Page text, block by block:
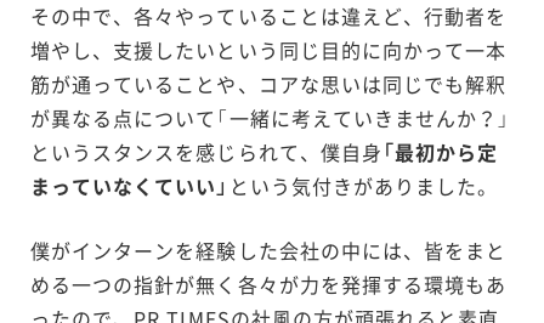
その中で、各々やっていることは違えど、行動者を
増やし、支援したいという同じ目的に向かって一本
筋が通っていることや、コアな思いは同じでも解釈
が異なる点について「一緒に考えていきませんか？」
というスタンスを感じられて、僕自身 「最初から定
まっていなくていい」 という気付きがありました。
僕がインターンを経験した会社の中には、皆をまと
める一つの指針が無く各々が力を発揮する環境もあ